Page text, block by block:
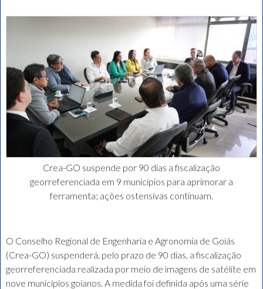
Crea-GO suspende por 90 dias a fiscalização
georreferenciada em 9 municípios para aprimorar a
ferramenta; ações ostensivas continuam.
O Conselho Regional de Engenharia e Agronomia de Goiás
(Crea-GO) suspenderá, pelo prazo de 90 dias, a fiscalização
georreferenciada realizada por meio de imagens de satélite em
nove municípios goianos. A medida foi definida após uma série